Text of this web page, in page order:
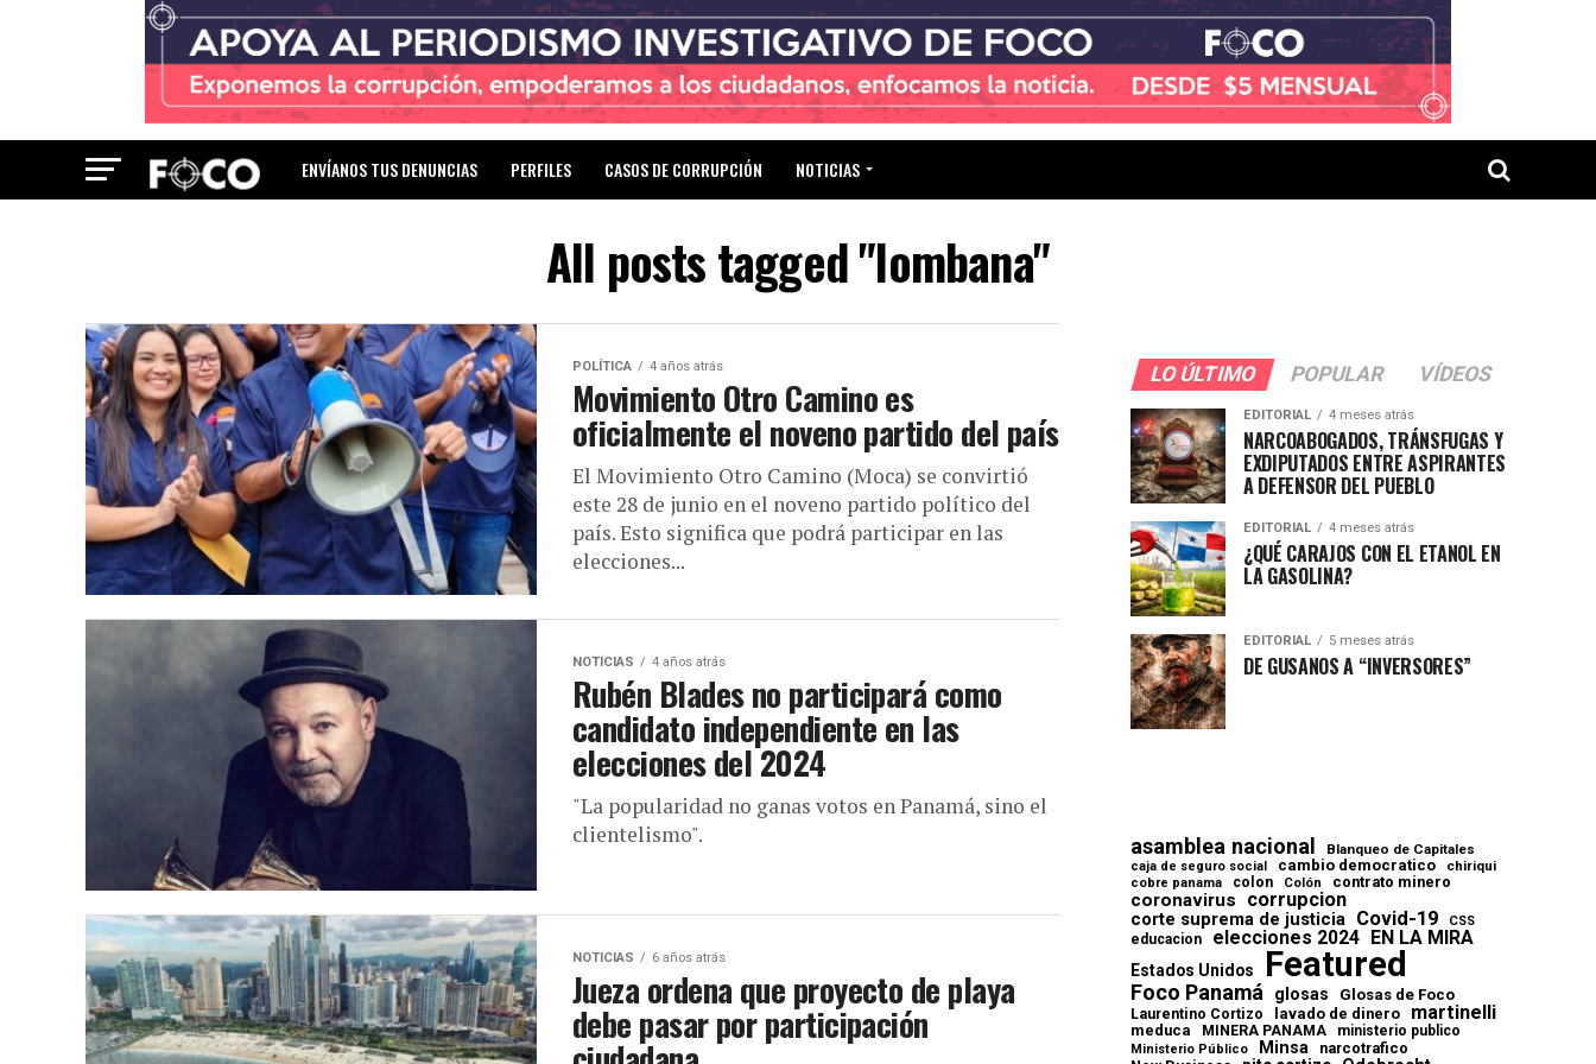
ENVÍANOS TUS DENUNCIAS PERFILES CASOS DE CORRUPCIÓN NOTICIAS
All posts tagged "lombana"
POLÍTICA 4 años atrás
Movimiento Otro Camino es
oficialmente el noveno partido del país
El Movimiento Otro Camino (Moca) se convirtió
este 28 de junio en el noveno partido político del
país. Esto significa que podrá participar en las
elecciones...
NOTICIAS 4 años atrás
Rubén Blades no participará como
candidato independiente en las
elecciones del 2024
"La popularidad no ganas votos en Panamá, sino el
clientelismo".
NOTICIAS 6 años atrás
Jueza ordena que proyecto de playa
debe pasar por participación
LO ÚLTIMO POPULAR VÍDEOS
EDITORIAL 4 meses atrás
NARCOABOGADOS, TRÁNSFUGAS Y
EXDIPUTADOS ENTRE ASPIRANTES
A DEFENSOR DEL PUEBLO
EDITORIAL 4 meses atrás
¿QUÉ CARAJOS CON EL ETANOL EN
LA GASOLINA?
EDITORIAL 5 meses atrás
DE GUSANOS A “INVERSORES”
asamblea nacional Blanqueo de Capitales
caja de seguro social cambio democratico chiriqui
cobre panama colon Colón contrato minero
coronavirus corrupcion
corte suprema de justicia Covid-19 CSS
educacion elecciones 2024 EN LA MIRA
Estados Unidos Featured
Foco Panamá glosas Glosas de Foco
Laurentino Cortizo lavado de dinero martinelli
meduca MINERA PANAMA ministerio publico
Ministerio Público Minsa
narcotrafico